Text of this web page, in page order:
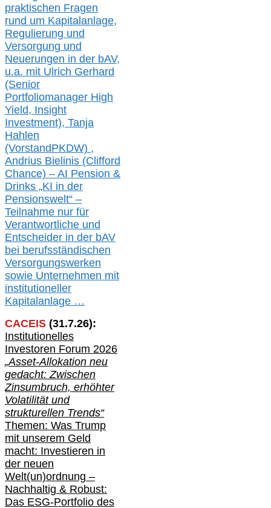
praktischen Fragen
rund um Kapitalanlage,
Regulierung und
Versorgung und
Neuerungen in der bAV,
u.a. mit Ulrich Gerhard
(Senior
Portfoliomanager High
Yield, Insight
Investment), Tanja
Hahlen
(VorstandPKDW) ,
Andrius Bielinis (Clifford
Chance) – AI Pension &
Drinks „KI in der
Pensionswelt“ –
Teilnahme nur für
Verantwortliche und
Entscheider in der bAV
bei berufsständischen
Versorgungswerken
sowie Unternehmen mit
institutioneller
Kapitalanlage …
CACEIS (31.7.26):
Institutionelles
Investoren Forum 2026
„Asset-Allokation neu
gedacht: Zwischen
Zinsumbruch, erhöhter
Volatilität und
strukturellen Trends“
Themen: Was Trump
mit unserem Geld
macht: Investieren in
der neuen
Welt(un)ordnung –
Nachhaltig & Robust:
Das ESG-Portfolio des